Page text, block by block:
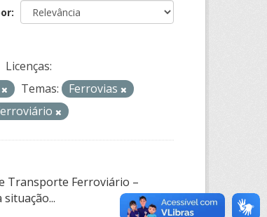
Licenças:
Temas:
Ferrovias
Transporte Ferroviário –